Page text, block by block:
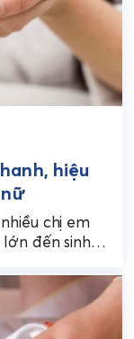
hiệu
chị em
đến sinh